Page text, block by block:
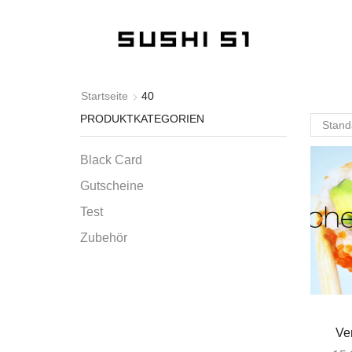
Startseite 40
PRODUKTKATEGORIEN
Black Card
Gutscheine
Test
Zubehör